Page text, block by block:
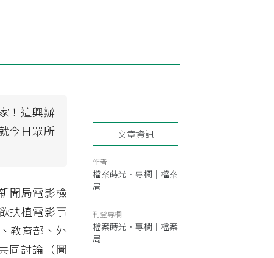
！這興辦
今日眾所
聞局電影檢
扶植電影事
教育部、外
同討論（圖
文章資訊
作者
檔案蒔光．專欄｜檔案
局
刊登專欄
檔案蒔光．專欄｜檔案
局